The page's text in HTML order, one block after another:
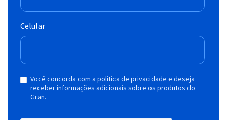
Celular
Você concorda com a política de privacidade e deseja
receber informações adicionais sobre os produtos do
Gran.